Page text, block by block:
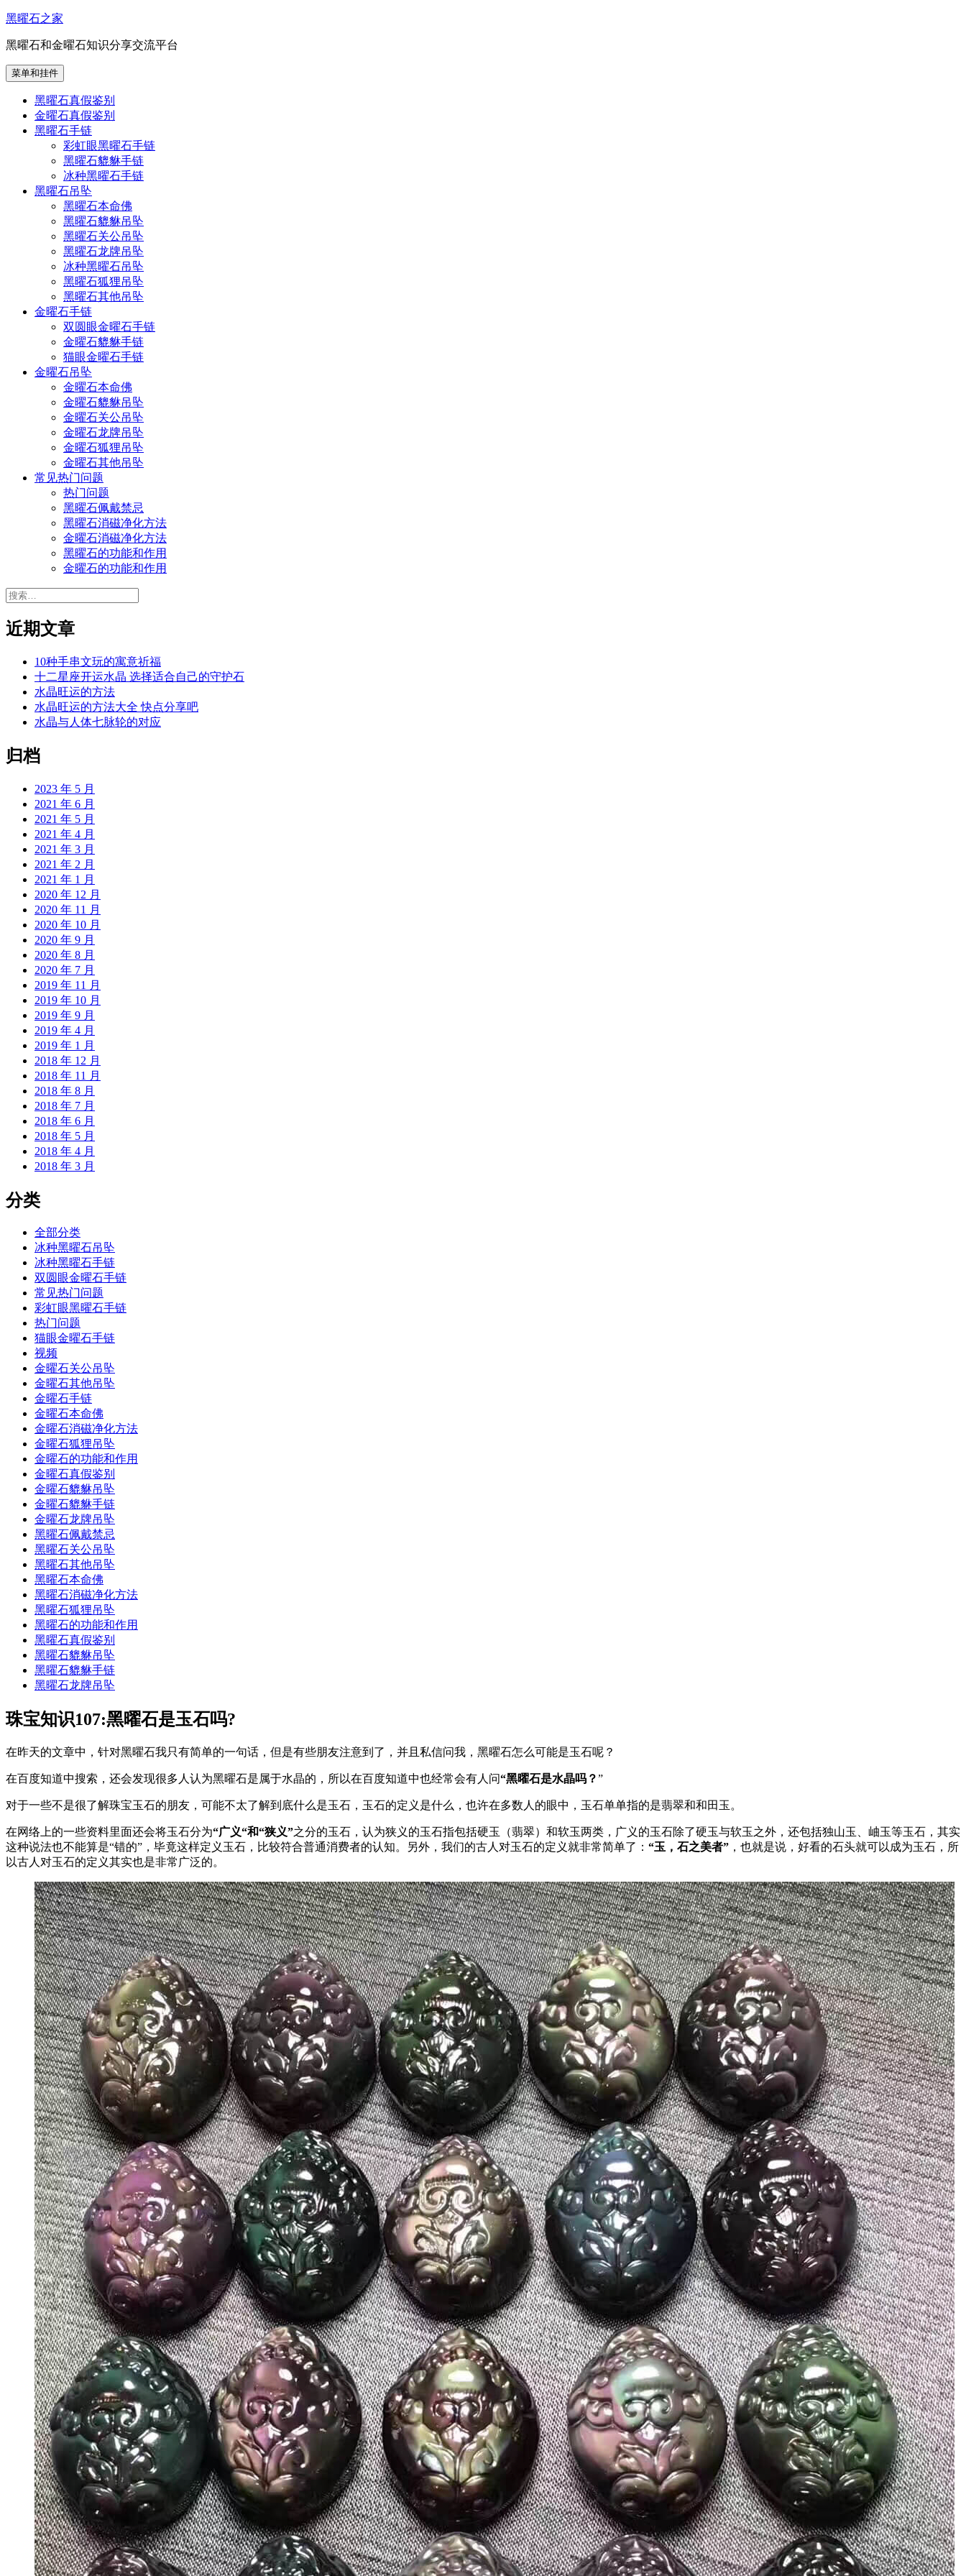
跳
内
容
黑曜石之家
黑曜石和金曜石知识分享交流平台
菜单和挂件
黑曜石真假鉴别
金曜石真假鉴别
黑曜石手链
彩虹眼黑曜石手链
黑曜石貔貅手链
冰种黑曜石手链
黑曜石吊坠
黑曜石本命佛
黑曜石貔貅吊坠
黑曜石关公吊坠
黑曜石龙牌吊坠
冰种黑曜石吊坠
黑曜石狐狸吊坠
黑曜石其他吊坠
金曜石手链
双圆眼金曜石手链
金曜石貔貅手链
猫眼金曜石手链
金曜石吊坠
金曜石本命佛
金曜石貔貅吊坠
金曜石关公吊坠
金曜石龙牌吊坠
金曜石狐狸吊坠
金曜石其他吊坠
常见热门问题
热门问题
黑曜石佩戴禁忌
黑曜石消磁净化方法
金曜石消磁净化方法
黑曜石的功能和作用
金曜石的功能和作用
搜
近期文章
10种手串文玩的寓意祈福
十二星座开运水晶 选择适合自己的守护石
水晶旺运的方法
水晶旺运的方法大全 快点分享吧
水晶与人体七脉轮的对应
归档
2023 年 5 月
2021 年 6 月
2021 年 5 月
2021 年 4 月
2021 年 3 月
2021 年 2 月
2021 年 1 月
2020 年 12 月
2020 年 11 月
2020 年 10 月
2020 年 9 月
2020 年 8 月
2020 年 7 月
2019 年 11 月
2019 年 10 月
2019 年 9 月
2019 年 4 月
2019 年 1 月
2018 年 12 月
2018 年 11 月
2018 年 8 月
2018 年 7 月
2018 年 6 月
2018 年 5 月
2018 年 4 月
2018 年 3 月
分类
全部分类
冰种黑曜石吊坠
冰种黑曜石手链
双圆眼金曜石手链
常见热门问题
彩虹眼黑曜石手链
热门问题
猫眼金曜石手链
视频
金曜石关公吊坠
金曜石其他吊坠
金曜石手链
金曜石本命佛
金曜石消磁净化方法
金曜石狐狸吊坠
金曜石的功能和作用
金曜石真假鉴别
金曜石貔貅吊坠
金曜石貔貅手链
金曜石龙牌吊坠
黑曜石佩戴禁忌
黑曜石关公吊坠
黑曜石其他吊坠
黑曜石本命佛
黑曜石消磁净化方法
黑曜石狐狸吊坠
黑曜石的功能和作用
黑曜石真假鉴别
黑曜石貔貅吊坠
黑曜石貔貅手链
黑曜石龙牌吊坠
珠宝知识107:黑曜石是玉石吗?
在昨天的文章中，针对黑曜石我只有简单的一句话，但是有些朋友注意到了，并且私信问我，黑曜石怎么可能是玉石呢？
在百度知道中搜索，还会发现很多人认为黑曜石是属于水晶的，所以在百度知道中也经常会有人问“黑曜石是水晶吗？”
对于一些不是很了解珠宝玉石的朋友，可能不太了解到底什么是玉石，玉石的定义是什么，也许在多数人的眼中，玉石单单指的是翡翠和和田玉。
在网络上的一些资料里面还会将玉石分为“广义“和“狭义”之分的玉石，认为狭义的玉石指包括硬玉（翡翠）和软玉两类，广义的玉石除了硬玉与软玉之外，还包括独山玉、岫玉等玉石，其实
这种说法也不能算是“错的”，毕竟这样定义玉石，比较符合普通消费者的认知。另外，我们的古人对玉石的定义就非常简单了： “玉，石之美者” ，也就是说，好看的石头就可以成为玉石，所
以古人对玉石的定义其实也是非常广泛的。